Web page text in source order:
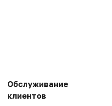
Обслуживание
клиентов